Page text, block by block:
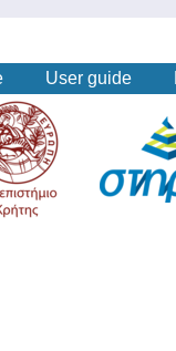
User guide